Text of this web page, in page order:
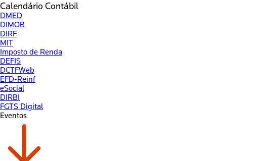
Calendário Contábil
DMED
DIMOB
DIRF
MIT
Imposto de Renda
DEFIS
DCTFWeb
EFD-Reinf
eSocial
DIRBI
FGTS Digital
Eventos